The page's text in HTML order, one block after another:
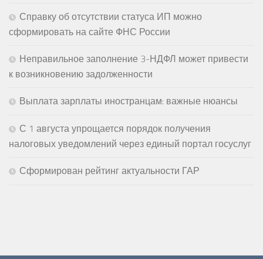
Справку об отсутствии статуса ИП можно
сформировать на сайте ФНС России
Неправильное заполнение 3-НДФЛ может привести
к возникновению задолженности
Выплата зарплаты иностранцам: важные нюансы
С 1 августа упрощается порядок получения
налоговых уведомлений через единый портал госуслуг
Сформирован рейтинг актуальности ГАР